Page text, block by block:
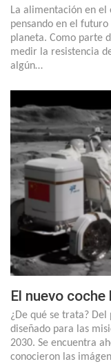
La alimentación en el
pensando en el
planeta. Como parte
medir la resistencia
algún…
El nuevo
¿De qué se trata?
diseñado para las
2030. Se encuentra
conocieron las